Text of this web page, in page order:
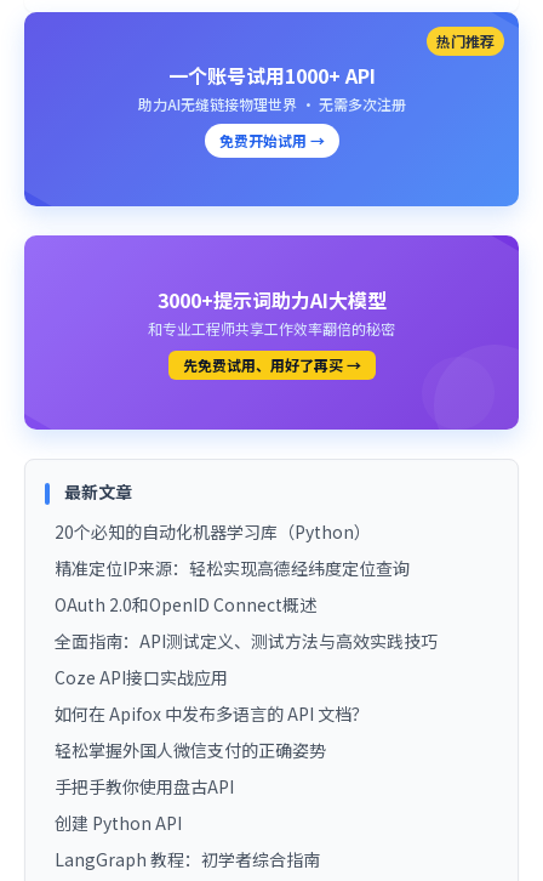
热门推荐
一个账号试用1000+ API
助力AI无缝链接物理世界 · 无需多次注册
免费开始试用 →
3000+提示词助力AI大模型
和专业工程师共享工作效率翻倍的秘密
先免费试用、用好了再买 →
最新文章
20个必知的自动化机器学习库（Python）
精准定位IP来源：轻松实现高德经纬度定位查询
OAuth 2.0和OpenID Connect概述
全面指南：API测试定义、测试方法与高效实践技巧
Coze API接口实战应用
如何在 Apifox 中发布多语言的 API 文档？
轻松掌握外国人微信支付的正确姿势
手把手教你使用盘古API
创建 Python API
LangGraph 教程：初学者综合指南